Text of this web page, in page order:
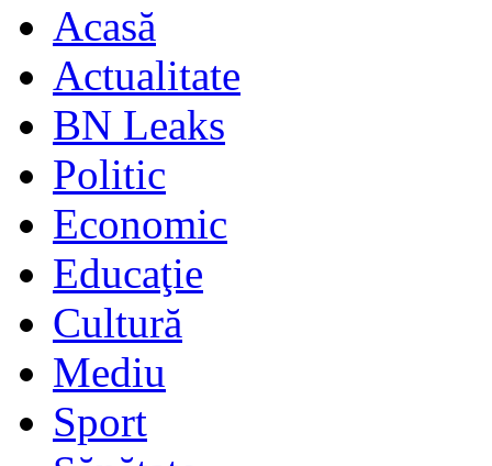
Acasă
Actualitate
BN Leaks
Politic
Economic
Educaţie
Cultură
Mediu
Sport